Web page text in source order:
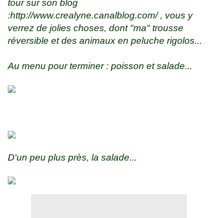
tour sur son blog
:http://www.crealyne.canalblog.com/ , vous y
verrez de jolies choses, dont "ma" trousse
réversible et des animaux en peluche rigolos...
Au menu pour terminer : poisson et salade...
D'un peu plus près, la salade...